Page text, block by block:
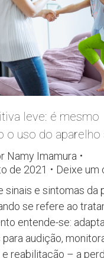
leve: é mesmo
o uso do aparelho
Namy Imamura
de 2021
Deixe um
sinais e sintomas da
se refere ao
entende-se:
audição,
reabilitação – a